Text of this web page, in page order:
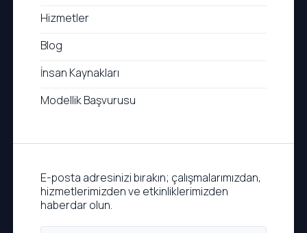
Hizmetler
Blog
İnsan Kaynakları
Modellik Başvurusu
E-posta adresinizi bırakın; çalışmalarımızdan,
hizmetlerimizden ve etkinliklerimizden
haberdar olun.